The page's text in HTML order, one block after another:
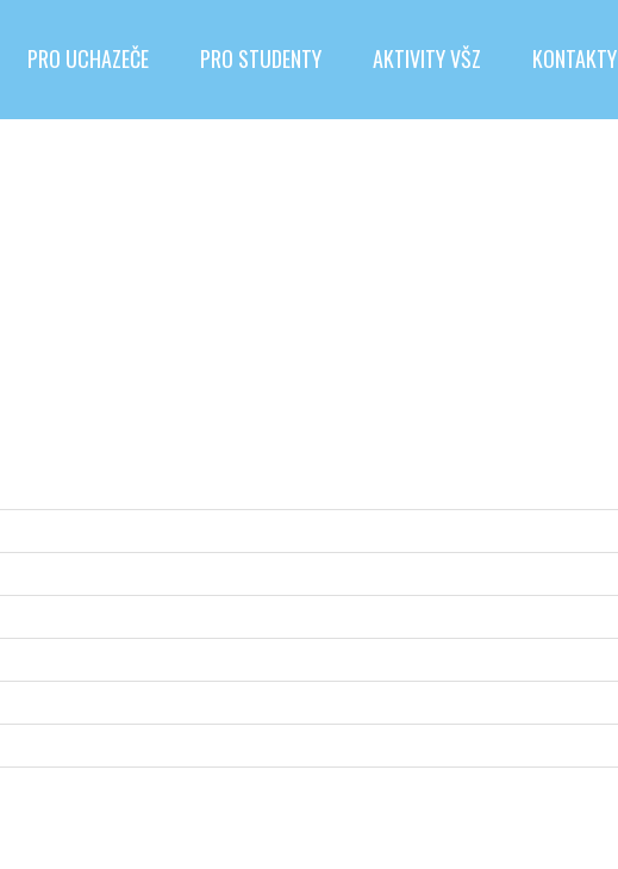
PRO UCHAZEČE PRO STUDENTY AKTIVITY VŠZ KONTAKTY